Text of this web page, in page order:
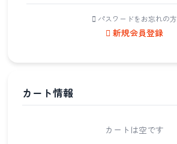
パスワードをお忘れの方
新規会員登録
カート情報
カートは空です